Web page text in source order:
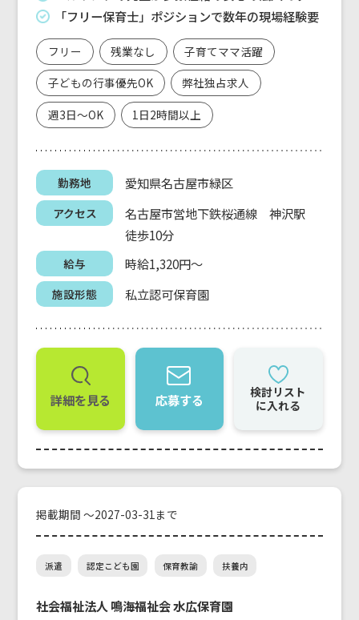
「フリー保育士」ポジションで数年の現場経験要
フリー 残業なし
子育てママ活躍
子どもの行事優先OK
弊社独占求人
週3日～OK
1日2時間以上
勤務地 愛知県名古屋市緑区
アクセス
名古屋市営地下鉄桜通線 神沢駅
徒歩10分
給与 時給1,320円～
施設形態 私立認可保育園
詳細を見る 応募する
検討リスト
に入れる
掲載期間 ～2027-03-31まで
派遣 認定こども園 保育教諭 扶養内
社会福祉法人 鳴海福祉会 水広保育園